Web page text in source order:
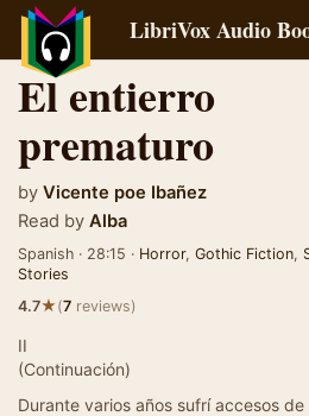
LibriVox Audio
El entierro
prematuro
by Vicente poe Ibañez
Read by Alba
Spanish · 28:15 · Horror, Gothic Fiction,
Stories
4.7★(7 reviews)
II
(Continuación)
Durante varios años sufrí accesos